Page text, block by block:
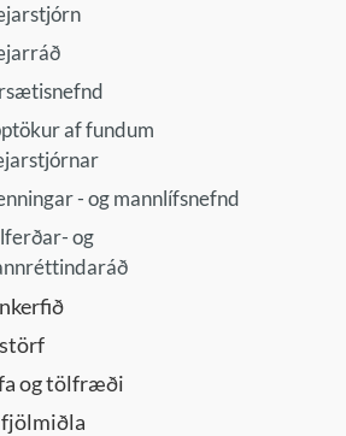
af fundum
- og mannlífsnefnd
og
og tölfræði